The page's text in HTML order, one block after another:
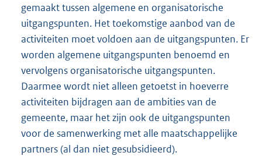
gemaakt tussen algemene en organisatorische
uitgangspunten. Het toekomstige aanbod van de
activiteiten moet voldoen aan de uitgangspunten. Er
worden algemene uitgangspunten benoemd en
vervolgens organisatorische uitgangspunten.
Daarmee wordt niet alleen getoetst in hoeverre
activiteiten bijdragen aan de ambities van de
gemeente, maar het zijn ook de uitgangspunten
voor de samenwerking met alle maatschappelijke
partners (al dan niet gesubsidieerd).